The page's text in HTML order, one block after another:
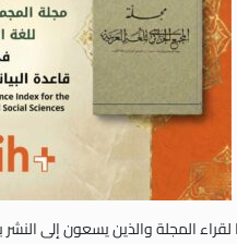
المجلة والذين يسعون إلى النشر